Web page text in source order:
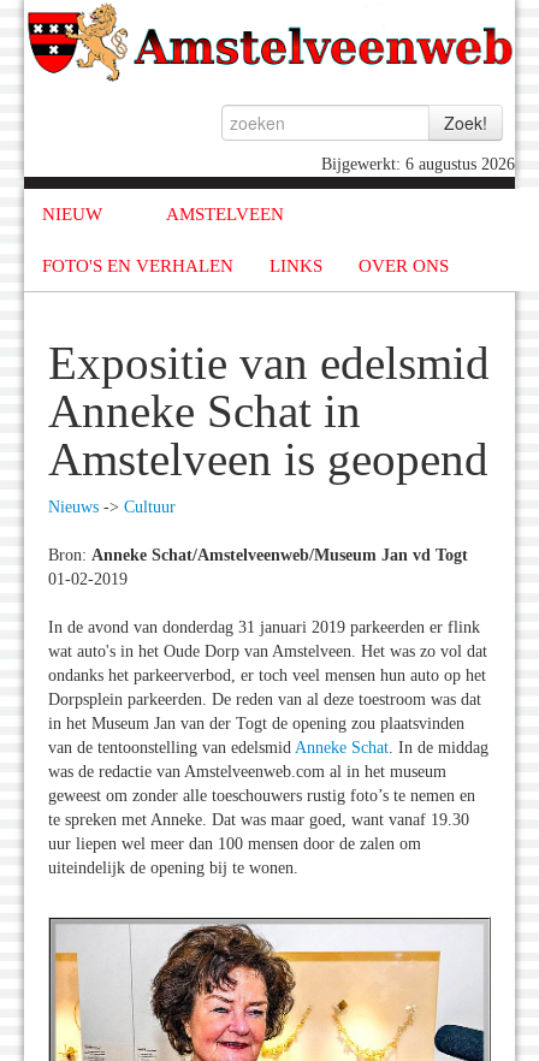
Bijgewerkt: 6 augustus 2026
NIEUW AMSTELVEEN
FOTO'S EN VERHALEN LINKS OVER ONS
Expositie van edelsmid
Anneke Schat in
Amstelveen is geopend
Nieuws -> Cultuur
Bron: Anneke Schat/Amstelveenweb/Museum Jan vd Togt
01-02-2019
In de avond van donderdag 31 januari 2019 parkeerden er flink
wat auto's in het Oude Dorp van Amstelveen. Het was zo vol dat
ondanks het parkeerverbod, er toch veel mensen hun auto op het
Dorpsplein parkeerden. De reden van al deze toestroom was dat
in het Museum Jan van der Togt de opening zou plaatsvinden
van de tentoonstelling van edelsmid Anneke Schat. In de middag
was de redactie van Amstelveenweb.com al in het museum
geweest om zonder alle toeschouwers rustig foto’s te nemen en
te spreken met Anneke. Dat was maar goed, want vanaf 19.30
uur liepen wel meer dan 100 mensen door de zalen om
uiteindelijk de opening bij te wonen.